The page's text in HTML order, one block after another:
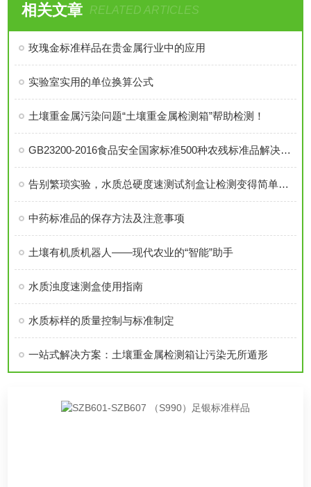
相关文章 RELATED ARTICLES
玫瑰金标准样品在贵金属行业中的应用
实验室实用的单位换算公式
土壤重金属污染问题“土壤重金属检测箱”帮助检测！
GB23200-2016食品安全国家标准500种农残标准品解决方案
告别繁琐实验，水质总硬度速测试剂盒让检测变得简单快捷
中药标准品的保存方法及注意事项
土壤有机质机器人——现代农业的“智能”助手
水质浊度速测盒使用指南
水质标样的质量控制与标准制定
一站式解决方案：土壤重金属检测箱让污染无所遁形